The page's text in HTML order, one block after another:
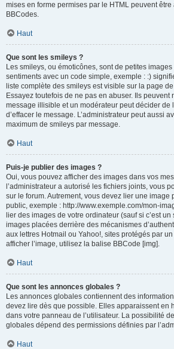
mises en forme permises par le HTML peuvent
BBCodes.
Haut
Que sont les smileys ?
Les smileys, ou émoticônes, sont de petites
sentiments avec un code simple, exemple : :)
liste complète des smileys est visible sur la page
Essayez toutefois de ne pas en abuser. Ils peuvent
message illisible et un modérateur peut décider de
d’effacer le message. L’administrateur peut aussi
maximum de smileys par message.
Haut
Puis-je publier des images ?
Oui, vous pouvez afficher des images dans vos
l’administrateur a autorisé les fichiers joints, vous
sur le forum. Autrement, vous devez lier une image
public, exemple : http://www.exemple.com/mon-
lier des images de votre ordinateur (sauf si c’est
images placées derrière des mécanismes
aux lettres Hotmail ou Yahoo!, sites protégés par
afficher l’image, utilisez la balise BBCode [img].
Haut
Que sont les annonces globales ?
Les annonces globales contiennent des
devez lire dès que possible. Elles apparaissent en
dans votre panneau de l’utilisateur. La possibilité
globales dépend des permissions définies par
Haut